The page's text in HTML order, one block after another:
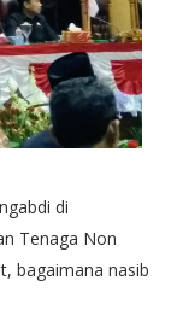
di
Tenaga Non
bagaimana nasib